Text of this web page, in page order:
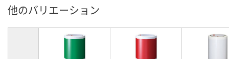
他のバリエーション